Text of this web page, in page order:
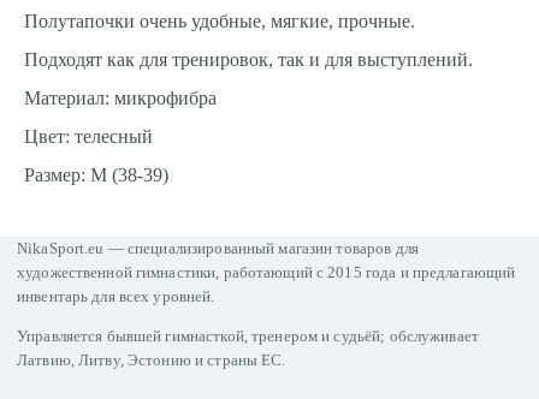
Полутапочки очень удобные, мягкие, прочные.
Подходят как для тренировок, так и для выступлений.
Материал: микрофибра
Цвет: телесный
Размер: M (38-39)
NikaSport.eu — специализированный магазин товаров для
художественной гимнастики, работающий с 2015 года и предлагающий
инвентарь для всех уровней.
Управляется бывшей гимнасткой, тренером и судьёй; обслуживает
Латвию, Литву, Эстонию и страны ЕС.